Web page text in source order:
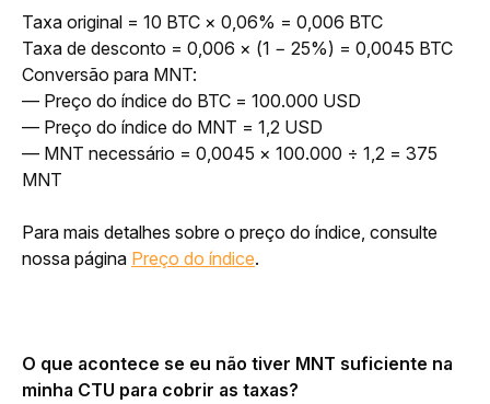
Taxa original = 10 BTC × 0,06% = 0,006 BTC
Taxa de desconto = 0,006 × (1 − 25%) = 0,0045 BTC
Conversão para MNT:
— Preço do índice do BTC = 100.000 USD
— Preço do índice do MNT = 1,2 USD
— MNT necessário = 0,0045 × 100.000 ÷ 1,2 = 375
MNT
Para mais detalhes sobre o preço do índice, consulte
nossa página Preço do índice.
O que acontece se eu não tiver MNT suficiente na
minha CTU para cobrir as taxas?